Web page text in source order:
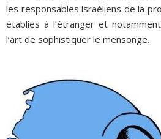
les responsables israéliens de la
établies à l’étranger et
l’art de sophistiquer le mensonge.